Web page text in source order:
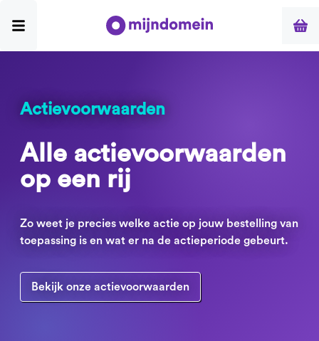
Actievoorwaarden
Alle actievoorwaarden
op een rij
Zo weet je precies welke actie op jouw bestelling van
toepassing is en wat er na de actieperiode gebeurt.
Bekijk onze actievoorwaarden